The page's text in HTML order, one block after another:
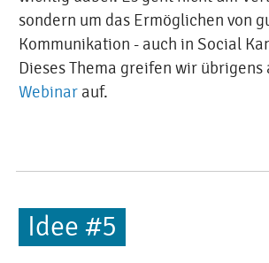
sondern um das Ermöglichen von
Kommunikation - auch in Social
Dieses Thema greifen wir übrigens
Webinar auf.
Idee #5